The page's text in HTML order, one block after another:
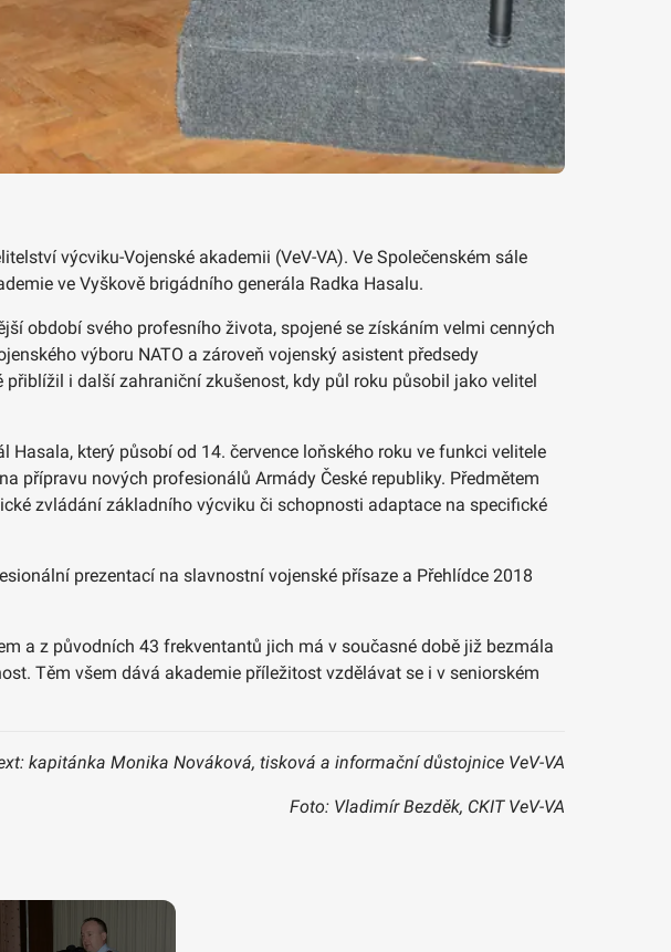
výcviku-Vojenské akademii (VeV-VA). Ve Společenském sále
ve Vyškově brigádního generála Radka Hasalu.
období svého profesního života, spojené se získáním velmi cenných
výboru NATO a zároveň vojenský asistent předsedy
i další zahraniční zkušenost, kdy půl roku působil jako velitel
který působí od 14. července loňského roku ve funkci velitele
přípravu nových profesionálů Armády České republiky. Předmětem
zvládání základního výcviku či schopnosti adaptace na specifické
prezentací na slavnostní vojenské přísaze a Přehlídce 2018
a z původních 43 frekventantů jich má v současné době již bezmála
Těm všem dává akademie příležitost vzdělávat se i v seniorském
kapitánka Monika Nováková, tisková a informační důstojnice VeV-VA
Foto: Vladimír Bezděk, CKIT VeV-VA